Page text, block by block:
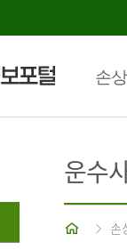
손
운수
홈 손